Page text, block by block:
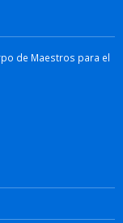
de Maestros para el